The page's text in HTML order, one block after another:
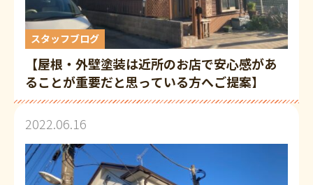
スタッフブログ
【屋根・外壁塗装は近所のお店で安心感があ
ることが重要だと思っている方へご提案】
2022.06.16